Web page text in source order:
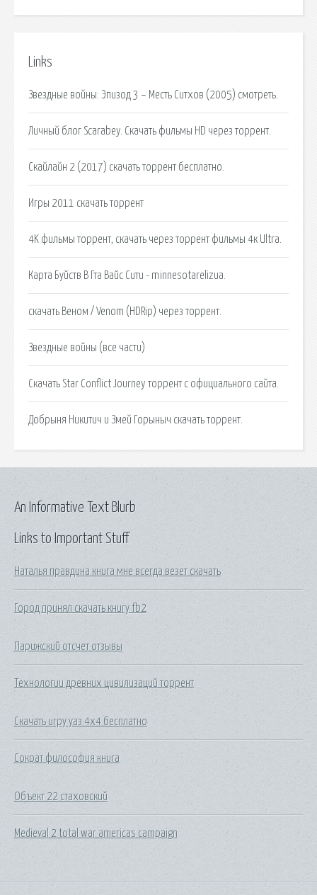
Links
Звездные войны: Эпизод 3 – Месть Ситхов (2005) смотреть.
Личный блог Scarabey. Скачать фильмы HD через торрент.
Скайлайн 2 (2017) скачать торрент бесплатно.
Игры 2011 скачать торрент
4K фильмы торрент, скачать через торрент фильмы 4к Ultra.
Карта Буйств В Гта Вайс Сити - minnesotarelizua.
скачать Веном / Venom (HDRip) через торрент.
Звездные войны (все части)
Скачать Star Conflict Journey торрент с официального сайта.
Добрыня Никитич и Змей Горыныч скачать торрент.
Links to Important Stuff
Наталья правдина книга мне всегда везет скачать
Город принял скачать книгу fb2
Парижский отсчет отзывы
Технологии древних цивилизаций торрент
Скачать игру уаз 4х4 бесплатно
Сократ философия книга
Объект 22 стаховский
Medieval 2 total war americas campaign
An Informative Text Blurb